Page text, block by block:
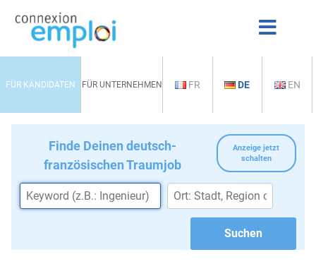
FÜR KANDIDATEN FÜR UNTERNEHMEN FR DE EN
Anzeige jetzt
schalten
Finde Deinen deutsch-
französischen Traumjob